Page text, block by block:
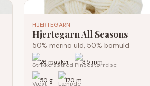
HJERTEGARN
Hjertegarn All Seasons
50% merino uld, 50% bomuld
26 masker 3,5 mm
50 g 170 m